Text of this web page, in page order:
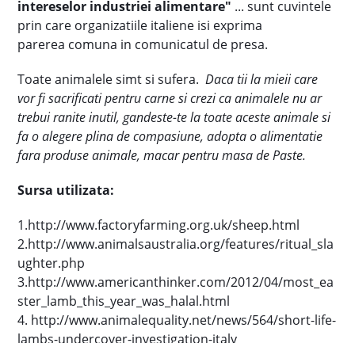
intereselor industriei alimentare" ... sunt cuvintele
prin care organizatiile italiene isi exprima
parerea comuna in comunicatul de presa.
Toate animalele simt si sufera. Daca tii la mieii care
vor fi sacrificati pentru carne si crezi ca animalele nu ar
trebui ranite inutil, gandeste-te la toate aceste animale si
fa o alegere plina de compasiune, adopta o alimentatie
fara produse animale, macar pentru masa de Paste.
Sursa utilizata:
1.http://www.factoryfarming.org.uk/sheep.html
2.http://www.animalsaustralia.org/features/ritual_sla
ughter.php
3.http://www.americanthinker.com/2012/04/most_ea
ster_lamb_this_year_was_halal.html
4. http://www.animalequality.net/news/564/short-life-
lambs-undercover-investigation-italy